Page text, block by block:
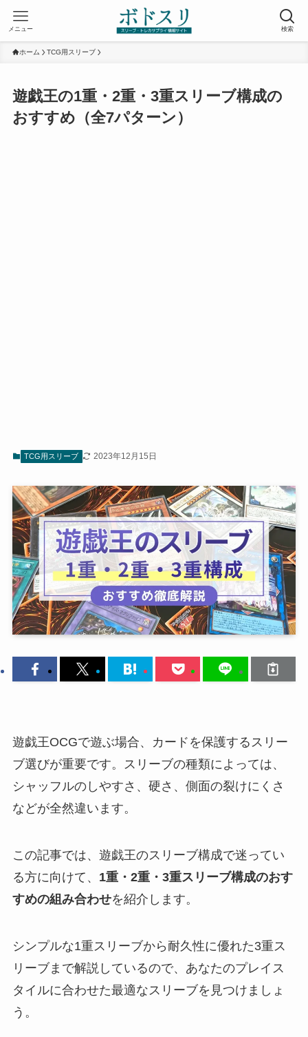
検索
メニュー
ホーム TCG用スリーブ
遊戯王の1重・2重・3重スリーブ構成の
おすすめ（全7パターン）
TCG用スリーブ 2023年12月15日
遊戯王OCGで遊ぶ場合、カードを保護するスリー
ブ選びが重要です。スリーブの種類によっては、
シャッフルのしやすさ、硬さ、側面の裂けにくさ
などが全然違います。
この記事では、遊戯王のスリーブ構成で迷ってい
る方に向けて、 1重・2重・3重スリーブ構成のおす
すめの組み合わせを紹介します。
シンプルな1重スリーブから耐久性に優れた3重ス
リーブまで解説しているので、あなたのプレイス
タイルに合わせた最適なスリーブを見つけましょ
う。